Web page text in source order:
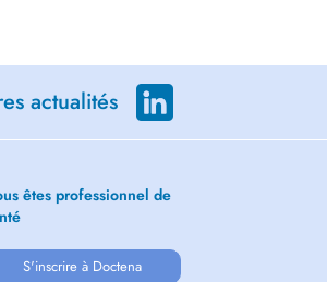
actualités
êtes professionnel de
S'inscrire à Doctena